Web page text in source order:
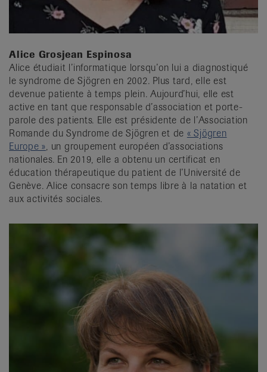
Alice Grosjean Espinosa
Alice étudiait l’informatique lorsqu’on lui a diagnostiqué
le syndrome de Sjögren en 2002. Plus tard, elle est
devenue patiente à temps plein. Aujourd’hui, elle est
active en tant que responsable d’association et porte-
parole des patients. Elle est présidente de l’Association
Romande du Syndrome de Sjögren et de « Sjögren
Europe », un groupement européen d’associations
nationales. En 2019, elle a obtenu un certificat en
éducation thérapeutique du patient de l’Université de
Genève. Alice consacre son temps libre à la natation et
aux activités sociales.